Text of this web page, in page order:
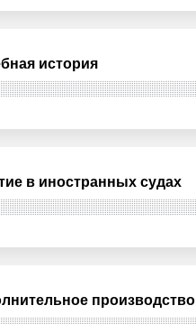
история
в иностранных судах
производство